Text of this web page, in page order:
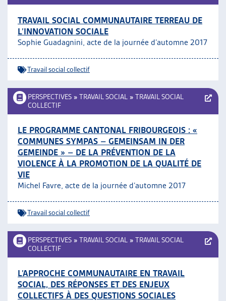
TRAVAIL SOCIAL COMMUNAUTAIRE TERREAU DE
L’INNOVATION SOCIALE
Sophie Guadagnini, acte de la journée d’automne 2017
Travail social collectif
PERSPECTIVES » TRAVAIL SOCIAL » TRAVAIL SOCIAL
COLLECTIF
LE PROGRAMME CANTONAL FRIBOURGEOIS : «
COMMUNES SYMPAS – GEMEINSAM IN DER
GEMEINDE » – DE LA PRÉVENTION DE LA
VIOLENCE À LA PROMOTION DE LA QUALITÉ DE
VIE
Michel Favre, acte de la journée d’automne 2017
Travail social collectif
PERSPECTIVES » TRAVAIL SOCIAL » TRAVAIL SOCIAL
COLLECTIF
L’APPROCHE COMMUNAUTAIRE EN TRAVAIL
SOCIAL, DES RÉPONSES ET DES ENJEUX
COLLECTIFS À DES QUESTIONS SOCIALES